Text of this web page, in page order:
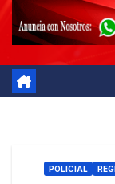
POLICIAL